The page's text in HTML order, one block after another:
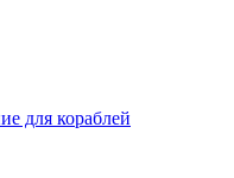
для кораблей